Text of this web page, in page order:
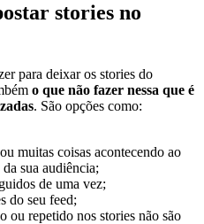
stories no
para deixar os stories do
o que não fazer nessa que é
. São opções como:
muitas coisas acontecendo ao
sua audiência;
de uma vez;
do seu feed;
ou repetido nos stories não são